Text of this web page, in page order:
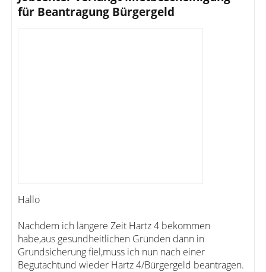
für Beantragung Bürgergeld
Hallo
Nachdem ich längere Zeit Hartz 4 bekommen
habe,aus gesundheitlichen Gründen dann in
Grundsicherung fiel,muss ich nun nach einer
Begutachtund wieder Hartz 4/Bürgergeld beantragen.